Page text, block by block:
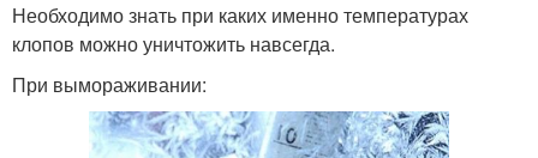
Необходимо знать при каких именно температурах
клопов можно уничтожить навсегда.
При вымораживании: